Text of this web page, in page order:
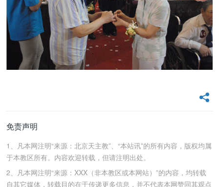
免责声明
1、凡本网注明“来源：北京天主教”、“本站讯”的所有内容，版权均属
于本教区所有。内容欢迎转载，但请注明出处。
2、凡本网注明“来源：XXX（非本教区或本网站）”的内容，均转载
自其它媒体，转载目的在于传递更多信息，并不代表本网赞同其观点